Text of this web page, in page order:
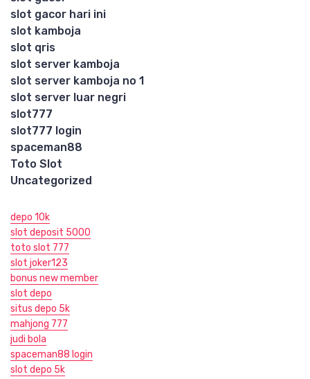
slot gacor hari ini
slot kamboja
slot qris
slot server kamboja
slot server kamboja no 1
slot server luar negri
slot777
slot777 login
spaceman88
Toto Slot
Uncategorized
depo 10k
slot deposit 5000
toto slot 777
slot joker123
bonus new member
slot depo
situs depo 5k
mahjong 777
judi bola
spaceman88 login
slot depo 5k